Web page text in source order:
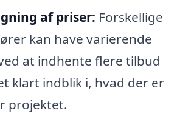
af priser: Forskellige
kan have varierende
at indhente flere tilbud
klart indblik i, hvad der er
projektet.